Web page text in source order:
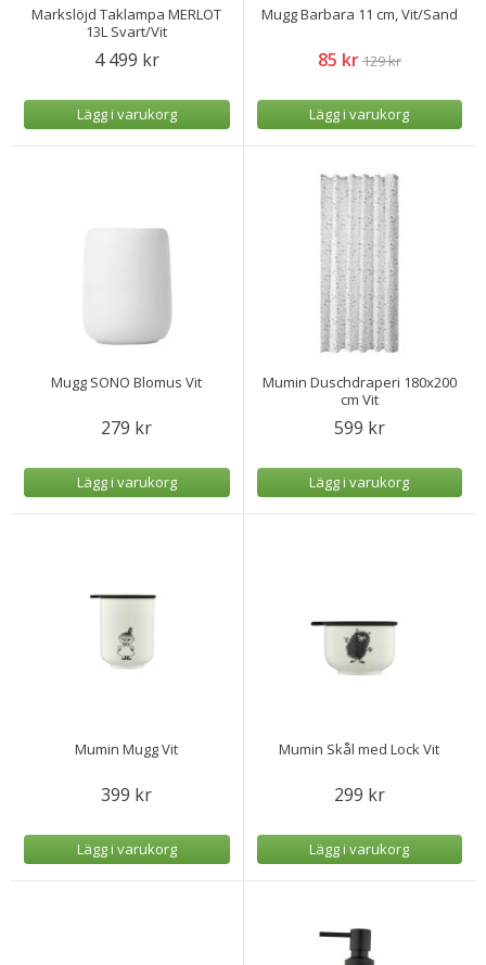
Markslöjd Taklampa MERLOT
13L Svart/Vit
4 499 kr
Lägg i varukorg
Mugg Barbara 11 cm, Vit/Sand
85 kr129 kr
Lägg i varukorg
Mugg SONO Blomus Vit
279 kr
Lägg i varukorg
Mumin Duschdraperi 180x200
cm Vit
599 kr
Lägg i varukorg
Mumin Mugg Vit
399 kr
Lägg i varukorg
Mumin Skål med Lock Vit
299 kr
Lägg i varukorg